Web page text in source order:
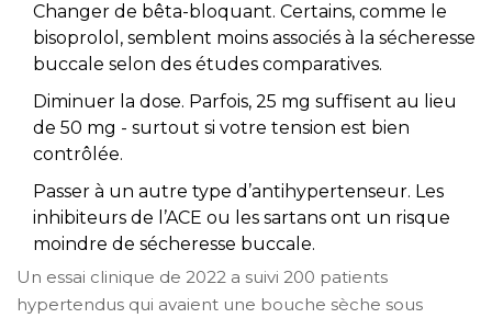
Changer de bêta-bloquant. Certains, comme le
bisoprolol, semblent moins associés à la sécheresse
buccale selon des études comparatives.
Diminuer la dose. Parfois, 25 mg suffisent au lieu
de 50 mg - surtout si votre tension est bien
contrôlée.
Passer à un autre type d’antihypertenseur. Les
inhibiteurs de l’ACE ou les sartans ont un risque
moindre de sécheresse buccale.
Un essai clinique de 2022 a suivi 200 patients
hypertendus qui avaient une bouche sèche sous